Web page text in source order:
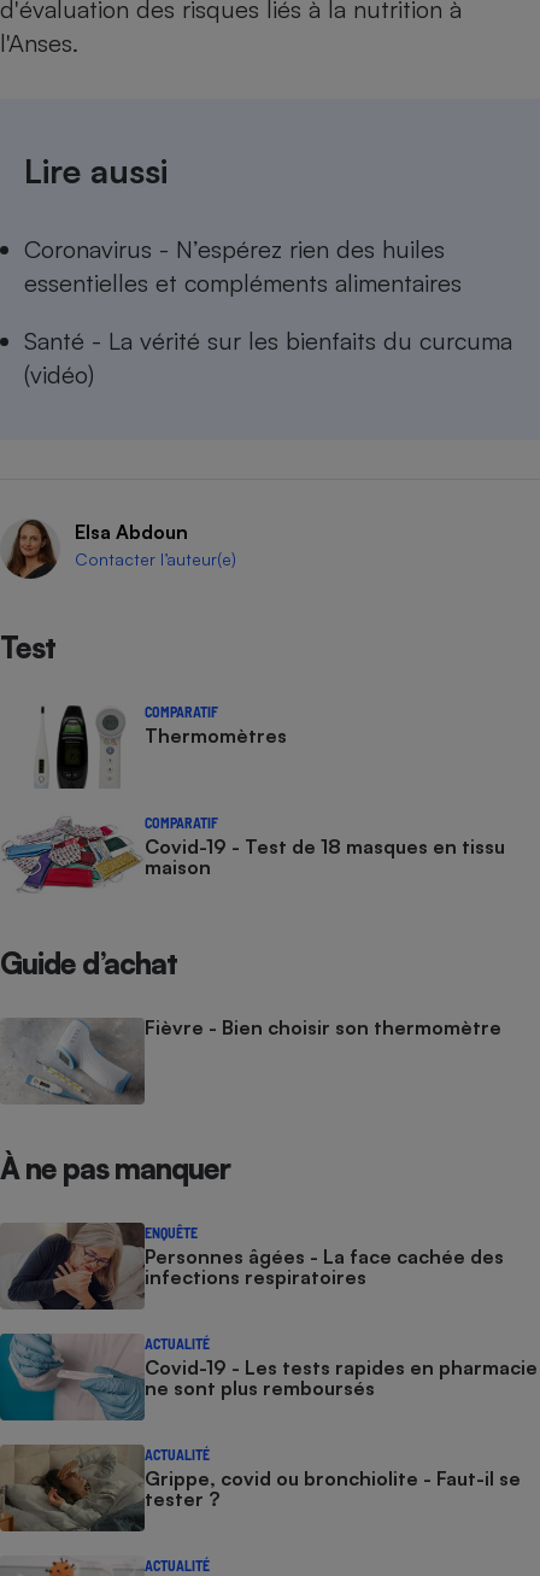
d'évaluation des risques liés à la nutrition à
l'Anses.
Lire aussi
Coronavirus - N’espérez rien des huiles
essentielles et compléments alimentaires
Santé - La vérité sur les bienfaits du curcuma
(vidéo)
Elsa Abdoun
Contacter l’auteur(e)
Test
COMPARATIF
Thermomètres
COMPARATIF
Covid-19 - Test de 18 masques en tissu
maison
Guide d’achat
Fièvre - Bien choisir son thermomètre
À ne pas manquer
ENQUÊTE
Personnes âgées - La face cachée des
infections respiratoires
ACTUALITÉ
Covid-19 - Les tests rapides en pharmacie
ne sont plus remboursés
ACTUALITÉ
Grippe, covid ou bronchiolite - Faut-il se
tester ?
ACTUALITÉ